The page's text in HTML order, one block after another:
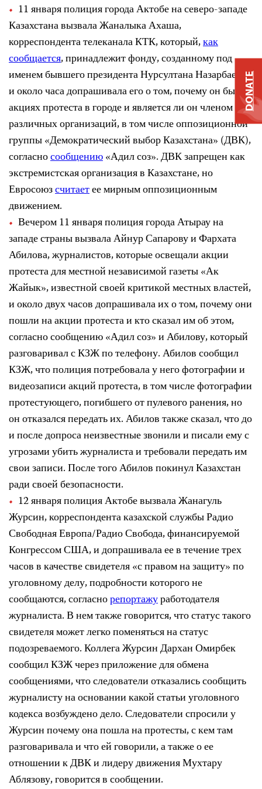
11 января полиция города Актобе на северо-западе
Казахстана вызвала Жаналыка Ахаша,
корреспондента телеканала КТК, который,как
сообщается, принадлежит фонду, созданному под
именем бывшего президента Нурсултана Назарбаева,
и около часа допрашивала его о том, почему он был на
акциях протеста в городе и является ли он членом
различных организаций, в том числе оппозиционной
группы «Демократический выбор Казахстана» (ДВК),
согласносообщению«Адил соз». ДВК запрещен как
экстремистская организация в Казахстане, но
Евросоюзсчитаетее мирным оппозиционным
движением.
Вечером 11 января полиция города Атырау на
западе страны вызвала Айнур Сапарову и Фархата
Абилова, журналистов, которые освещали акции
протеста для местной независимой газеты «Ак
Жайык», известной своей критикой местных властей,
и около двух часов допрашивала их о том, почему они
пошли на акции протеста и кто сказал им об этом,
согласно сообщению «Адил соз» и Абилову, который
разговаривал с КЗЖ по телефону. Абилов сообщил
КЗЖ, что полиция потребовала у него фотографии и
видеозаписи акций протеста, в том числе фотографии
протестующего, погибшего от пулевого ранения, но
он отказался передать их. Абилов также сказал, что до
и после допроса неизвестные звонили и писали ему с
угрозами убить журналиста и требовали передать им
свои записи. После того Абилов покинул Казахстан
ради своей безопасности.
12 января полиция Актобе вызвала Жанагуль
Журсин, корреспондента казахской службы Радио
Свободная Европа/Радио Свобода, финансируемой
Конгрессом США, и допрашивала ее в течение трех
часов в качестве свидетеля «с правом на защиту» по
уголовному делу, подробности которого не
сообщаются, согласнорепортажуработодателя
журналиста. В нем также говорится, что статус такого
свидетеля может легко поменяться на статус
подозреваемого. Коллега Журсин Дархан Омирбек
сообщил КЗЖ через приложение для обмена
сообщениями, что следователи отказались сообщить
журналисту на основании какой статьи уголовного
кодекса возбуждено дело. Следователи спросили у
Журсин почему она пошла на протесты, с кем там
разговаривала и что ей говорили, а также о ее
отношении к ДВК и лидеру движения Мухтару
Аблязову, говорится в сообщении.
DONATE